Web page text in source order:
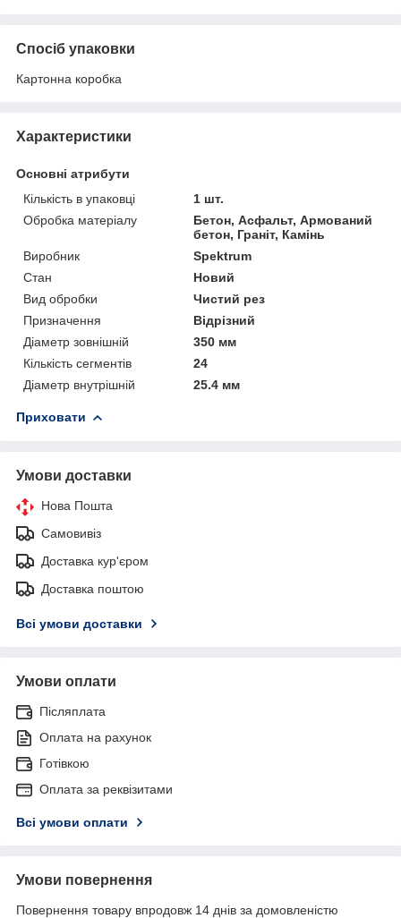
Спосіб упаковки
Картонна коробка
Характеристики
Основні атрибути
Кількість в упаковці
1 шт.
Обробка матеріалу
Бетон, Асфальт, Армований
бетон, Граніт, Камінь
Виробник
Spektrum
Стан
Новий
Вид обробки
Чистий рез
Призначення
Відрізний
Діаметр зовнішній
350 мм
Кількість сегментів
24
Діаметр внутрішній
25.4 мм
Приховати
Умови доставки
Нова Пошта
Самовивіз
Доставка кур'єром
Доставка поштою
Всі умови доставки
Умови оплати
Післяплата
Оплата на рахунок
Готівкою
Оплата за реквізитами
Всі умови оплати
Умови повернення
Повернення товару впродовж 14 днів за домовленістю